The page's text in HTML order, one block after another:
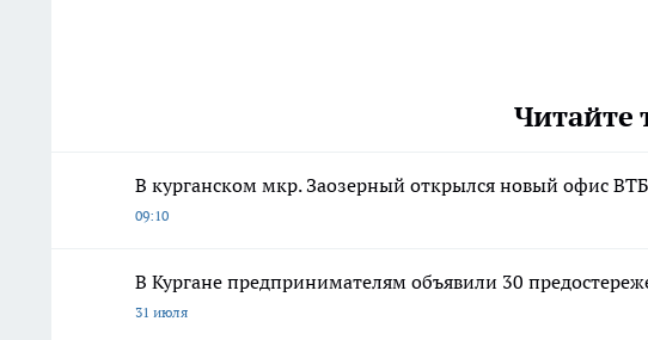
Читайте
В курганском мкр. Заозерный открылся новый офис ВТБ
09:10
В Кургане предпринимателям объявили 30
31 июля